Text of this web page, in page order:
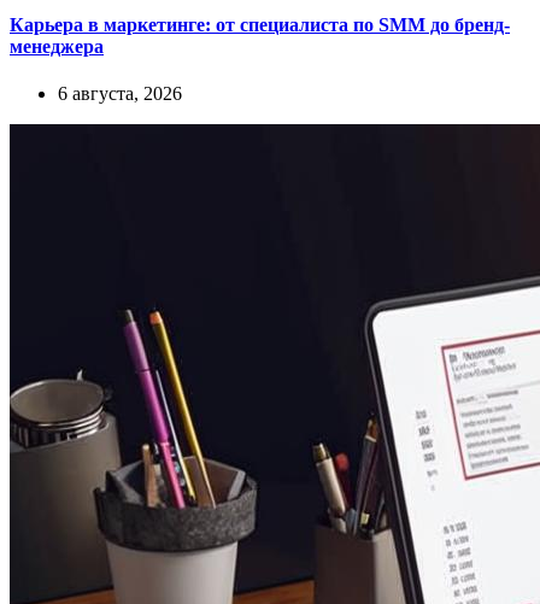
Карьера в маркетинге: от специалиста по SMM до бренд-
менеджера
6 августа, 2026